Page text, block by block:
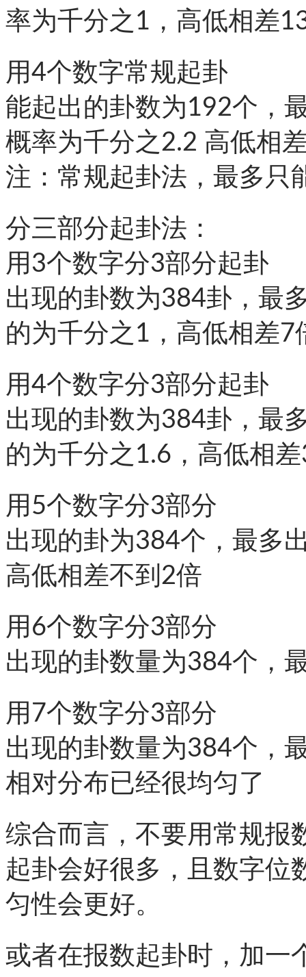
率为千分之1，高低相差
用4个数字常规起卦
能起出的卦数为192个，
概率为千分之2.2 高低相
注：常规起卦法，最多只
分三部分起卦法：
用3个数字分3部分起卦
出现的卦数为384卦，最
的为千分之1，高低相差7
用4个数字分3部分起卦
出现的卦数为384卦，最
的为千分之1.6，高低相
用5个数字分3部分
出现的卦为384个，最多
高低相差不到2倍
用6个数字分3部分
出现的卦数量为384个，
用7个数字分3部分
出现的卦数量为384个，
相对分布已经很均匀了
综合而言，不要用常规报
起卦会好很多，且数字位
匀性会更好。
或者在报数起卦时，加一